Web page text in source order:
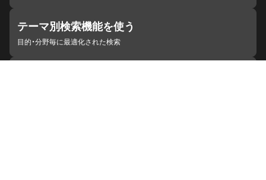
テーマ別検索機能を使う
目的・分野毎に最適化された検索